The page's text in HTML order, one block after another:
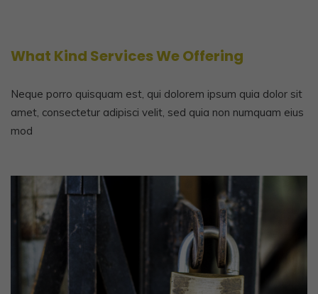
What Kind Services We Offering
Neque porro quisquam est, qui dolorem ipsum quia dolor sit
amet, consectetur adipisci velit, sed quia non numquam eius
mod